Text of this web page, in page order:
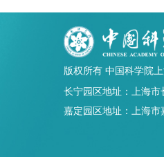
版权所有 中国科学院
长宁园区地址：上海
嘉定园区地址：上海